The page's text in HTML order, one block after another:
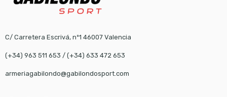
C/ Carretera Escrivá, nº1 46007 Valencia
(+34) 963 511 653 / (+34) 633 472 653
armeriagabilondo@gabilondosport.com